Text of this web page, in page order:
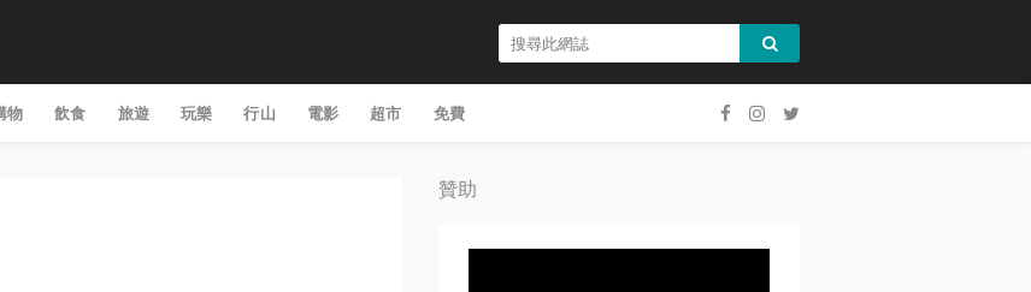
物 飲食 旅遊 玩樂 行山 電影 超市 免費
贊助